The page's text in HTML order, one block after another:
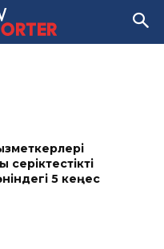
5 кеңес